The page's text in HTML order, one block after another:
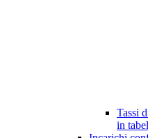
Tassi
in